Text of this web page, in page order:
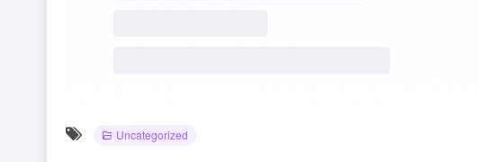
Uncategorized